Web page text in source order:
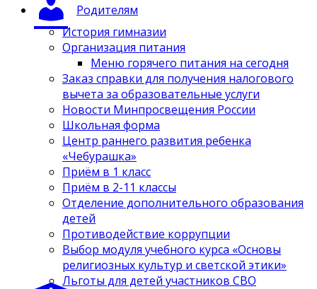
Родителям
История гимназии
Организация питания
Меню горячего питания на сегодня
Заказ справки для получения налогового
вычета за образовательные услуги
Новости Минпросвещения России
Школьная форма
Центр раннего развития ребенка
«Чебурашка»
Приём в 1 класс
Приём в 2-11 классы
Отделение дополнительного образования
детей
Противодействие коррупции
Выбор модуля учебного курса «Основы
религиозных культур и светской этики»
Льготы для детей участников СВО